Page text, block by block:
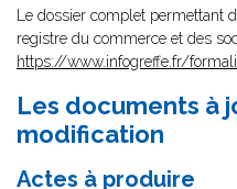
Le dossier complet permettant
registre du commerce et des
https://www.infogreffe.fr/
Les documents à
modification
Actes à produire